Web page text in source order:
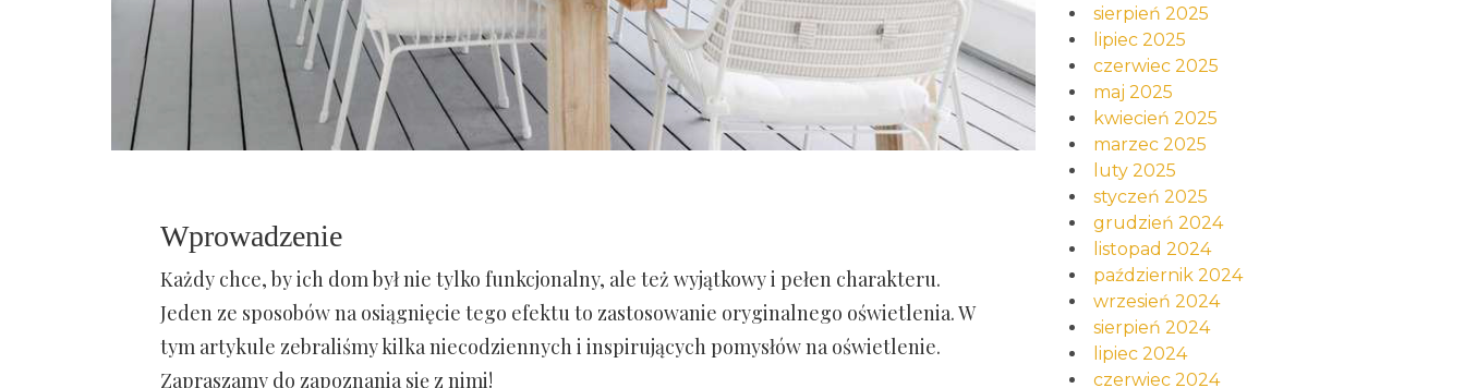
Wprowadzenie
Każdy chce, by ich dom był nie tylko funkcjonalny, ale też wyjątkowy i pełen charakteru.
Jeden ze sposobów na osiągnięcie tego efektu to zastosowanie oryginalnego oświetlenia. W
tym artykule zebraliśmy kilka niecodziennych i inspirujących pomysłów na oświetlenie.
Zapraszamy do zapoznania się z nimi!
sierpień 2025
lipiec 2025
czerwiec 2025
maj 2025
kwiecień 2025
marzec 2025
luty 2025
styczeń 2025
grudzień 2024
listopad 2024
październik 2024
wrzesień 2024
sierpień 2024
lipiec 2024
czerwiec 2024